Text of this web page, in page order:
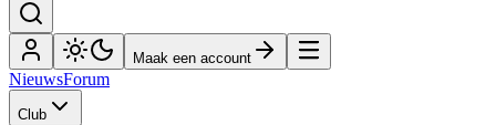
Maak een account
NieuwsForum
Club